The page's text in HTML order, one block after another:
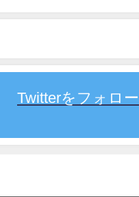
Twitterをフォロー